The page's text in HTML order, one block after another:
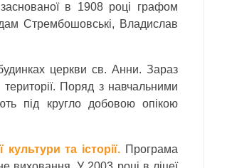
в 1908 році графом
Стрембошовські, Владислав
церкви св. Анни. Зараз
Поряд з навчальними
під кругло добовою опікою
та історії. Програма